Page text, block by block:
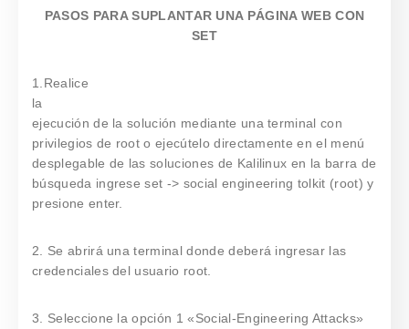
PASOS PARA SUPLANTAR UNA PÁGINA WEB CON
SET
1.Realice
la
ejecución de la solución mediante una terminal con
privilegios de root o ejecútelo directamente en el menú
desplegable de las soluciones de Kalilinux en la barra de
búsqueda ingrese set -> social engineering tolkit (root) y
presione enter.
2. Se abrirá una terminal donde deberá ingresar las
credenciales del usuario root.
3. Seleccione la opción 1 «Social-Engineering Attacks»